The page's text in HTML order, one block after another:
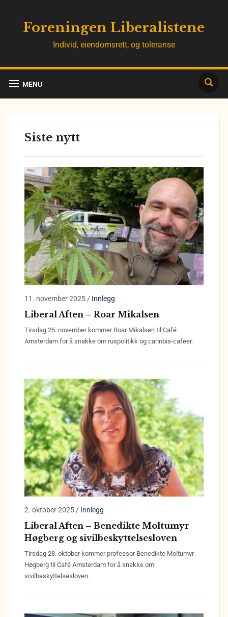
Foreningen Liberalistene
Individ, eiendomsrett, og toleranse
MENU
Siste nytt
11. november 2025/ Innlegg
Liberal Aften – Roar Mikalsen
Tirsdag 25. november kommer Roar Mikalsen til Café
Amsterdam for å snakke om ruspolitikk og cannbis-cafeer.
2. oktober 2025/ Innlegg
Liberal Aften – Benedikte Moltumyr
Høgberg og sivilbeskyttelsesloven
Tirsdag 28. oktober kommer professor Benedikte Moltumyr
Høgberg til Café Amsterdam for å snakke om
sivilbeskyttelsesloven.